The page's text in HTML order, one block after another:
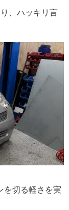
、ハッキリ言
を切る軽さを実